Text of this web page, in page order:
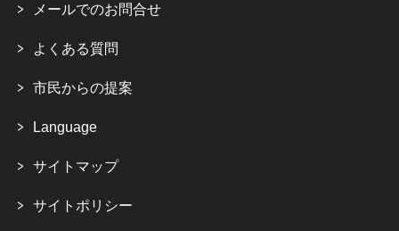
メールでのお問合せ
よくある質問
市民からの提案
Language
サイトマップ
サイトポリシー